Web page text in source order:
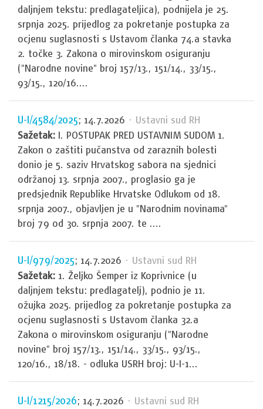
daljnjem tekstu: predlagateljica), podnijela je 25.
srpnja 2025. prijedlog za pokretanje postupka za
ocjenu suglasnosti s Ustavom članka 74.a stavka
2. točke 3. Zakona o mirovinskom osiguranju
("Narodne novine" broj 157/13., 151/14., 33/15.,
93/15., 120/16....
U-I/4584/2025; 14.7.2026 · Ustavni sud RH
Sažetak: I. POSTUPAK PRED USTAVNIM SUDOM 1.
Zakon o zaštiti pučanstva od zaraznih bolesti
donio je 5. saziv Hrvatskog sabora na sjednici
održanoj 13. srpnja 2007., proglasio ga je
predsjednik Republike Hrvatske Odlukom od 18.
srpnja 2007., objavljen je u "Narodnim novinama"
broj 79 od 30. srpnja 2007. te ....
U-I/979/2025; 14.7.2026 · Ustavni sud RH
Sažetak: 1. Željko Šemper iz Koprivnice (u
daljnjem tekstu: predlagatelj), podnio je 11.
ožujka 2025. prijedlog za pokretanje postupka za
ocjenu suglasnosti s Ustavom članka 32.a
Zakona o mirovinskom osiguranju ("Narodne
novine" broj 157/13., 151/14., 33/15., 93/15.,
120/16., 18/18. - odluka USRH broj: U-I-1...
U-I/1215/2026; 14.7.2026 · Ustavni sud RH